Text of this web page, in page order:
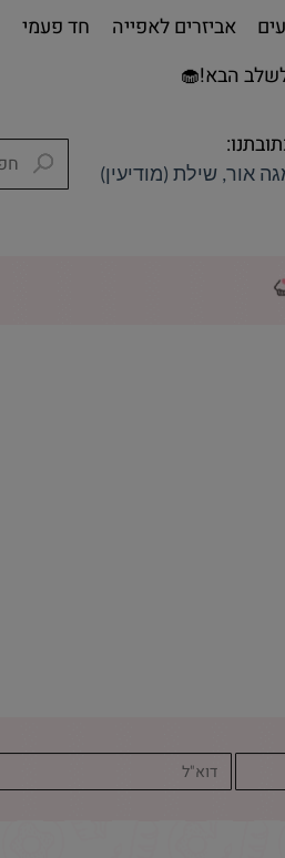
הבא!🧁
אור, שילת (מודיעין)
אביזרים לאפייה חד פעמי